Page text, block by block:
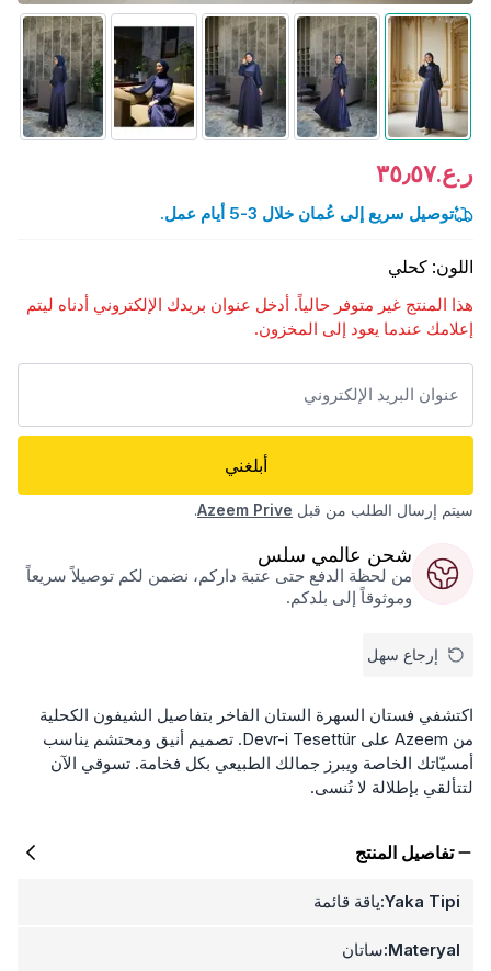
ر.ع.٣٥٫٥٧
توصيل سريع إلى عُمان خلال 3-5 أيام عمل.
اللون: كحلي
هذا المنتج غير متوفر حالياً. أدخل عنوان بريدك الإلكتروني أدناه ليتم
إعلامك عندما يعود إلى المخزون.
أبلغني
سيتم إرسال الطلب من قبل Azeem Prive
.
شحن عالمي سلس
من لحظة الدفع حتى عتبة داركم، نضمن لكم توصيلاً سريعاً
وموثوقاً إلى بلدكم.
إرجاع سهل
اكتشفي فستان السهرة الستان الفاخر بتفاصيل الشيفون الكحلية
من Azeem على Devr-i Tesettür. تصميم أنيق ومحتشم يناسب
أمسيّاتك الخاصة ويبرز جمالك الطبيعي بكل فخامة. تسوقي الآن
لتتألقي بإطلالة لا تُنسى.
تفاصيل المنتج
Yaka Tipi: ياقة قائمة
Materyal: ساتان